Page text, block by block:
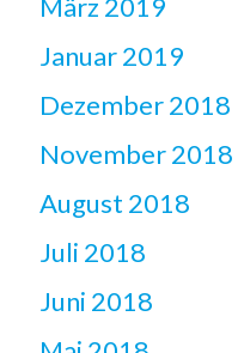
Januar 2019
Dezember 2018
November 2018
August 2018
Juli 2018
Juni 2018